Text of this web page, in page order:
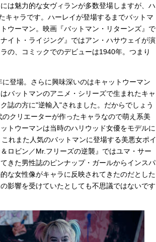
は魅力的な女ヴィランが多数登場しますが、ハ
キャラです。ハーレイが登場するまでバットマ
ウーマン。映画『バットマン・リターンズ』で
イト・ライジング』ではアン・ハサウェイが演
の、コミックでのデビューは1940年。つまり
登場。さらに興味深いのはキャットウーマン
バットマンのアニメ・シリーズで生まれたキャ
誌の方に"逆輸入"されました。だからでしょう
クリエーターが作ったキャラなので萌え系美
トウーマンは当時のハリウッド女優をモデルに
れまた人気のバットマンに登場する美悪女ポイ
ロビン／Mr.フリーズの逆襲』ではユマ・サー
きた男性誌のピンナップ・ガールからインスパ
な女性像がキャラに反映されてきたのだとした
影響を受けていたとしても不思議ではないです